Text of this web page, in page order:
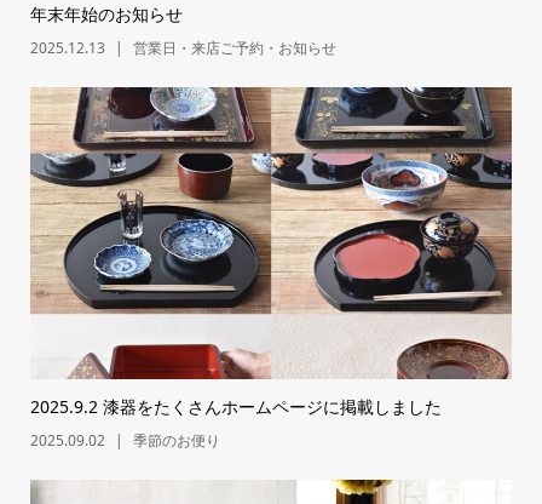
年末年始のお知らせ
2025.12.13 営業日・来店ご予約・お知らせ
2025.9.2 漆器をたくさんホームページに掲載しました
2025.09.02 季節のお便り